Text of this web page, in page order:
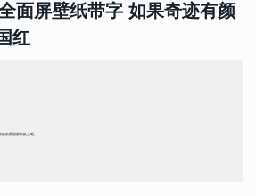
面屏壁纸带字 如果奇迹有颜
红
的爱国壁纸换上吧。